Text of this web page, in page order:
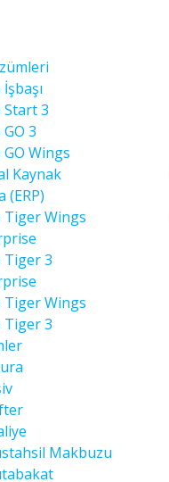
Start 3
3
Wings
Kaynak
(ERP)
Tiger Wings
Tiger 3
Tiger Wings
Tiger 3
Makbuzu